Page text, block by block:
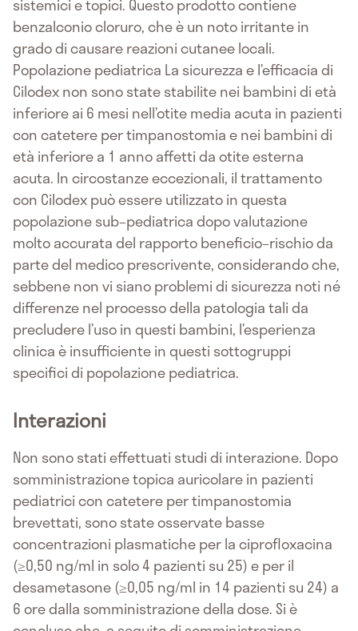
sistemici e topici. Questo prodotto contiene
benzalconio cloruro, che è un noto irritante in
grado di causare reazioni cutanee locali.
Popolazione pediatrica La sicurezza e l’efficacia di
Cilodex non sono state stabilite nei bambini di età
inferiore ai 6 mesi nell’otite media acuta in pazienti
con catetere per timpanostomia e nei bambini di
età inferiore a 1 anno affetti da otite esterna
acuta. In circostanze eccezionali, il trattamento
con Cilodex può essere utilizzato in questa
popolazione sub–pediatrica dopo valutazione
molto accurata del rapporto beneficio–rischio da
parte del medico prescrivente, considerando che,
sebbene non vi siano problemi di sicurezza noti né
differenze nel processo della patologia tali da
precludere l’uso in questi bambini, l’esperienza
clinica è insufficiente in questi sottogruppi
specifici di popolazione pediatrica.
Interazioni
Non sono stati effettuati studi di interazione. Dopo
somministrazione topica auricolare in pazienti
pediatrici con catetere per timpanostomia
brevettati, sono state osservate basse
concentrazioni plasmatiche per la ciprofloxacina
(≥0,50 ng/ml in solo 4 pazienti su 25) e per il
desametasone (≥0,05 ng/ml in 14 pazienti su 24) a
6 ore dalla somministrazione della dose. Si è